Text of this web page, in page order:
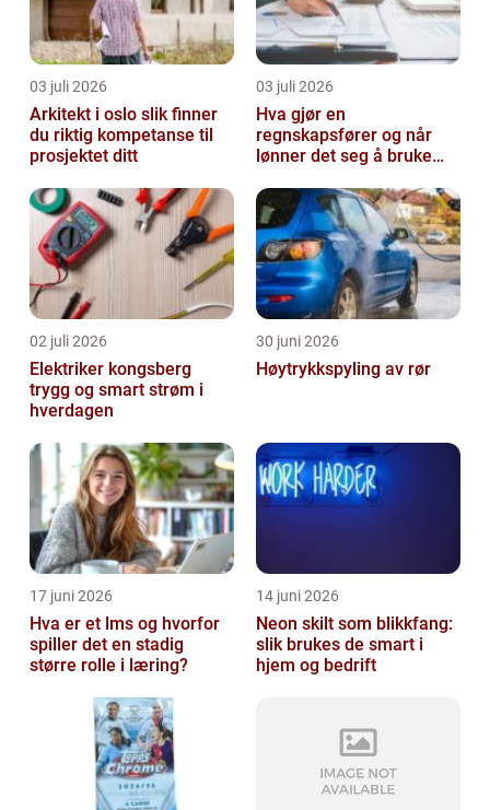
03 juli 2026
Arkitekt i oslo slik finner
du riktig kompetanse til
prosjektet ditt
03 juli 2026
Hva gjør en
regnskapsfører og når
lønner det seg å bruke
02 juli 2026
Elektriker kongsberg
trygg og smart strøm i
hverdagen
30 juni 2026
Høytrykkspyling av rør
17 juni 2026
Hva er et lms og hvorfor
spiller det en stadig
større rolle i læring?
14 juni 2026
Neon skilt som blikkfang:
slik brukes de smart i
hjem og bedrift